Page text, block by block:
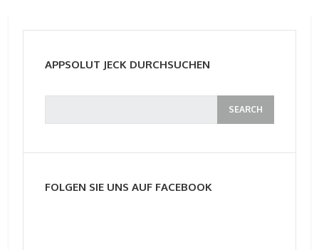
APPSOLUT JECK DURCHSUCHEN
FOLGEN SIE UNS AUF FACEBOOK